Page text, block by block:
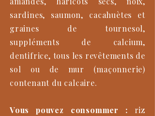
sardines, saumon, cacahuètes et
graines de tournesol,
suppléments de calcium,
dentifrice, tous les revêtements de
sol ou de mur (maçonnerie)
contenant du calcaire.
Vous pouvez consommer : riz